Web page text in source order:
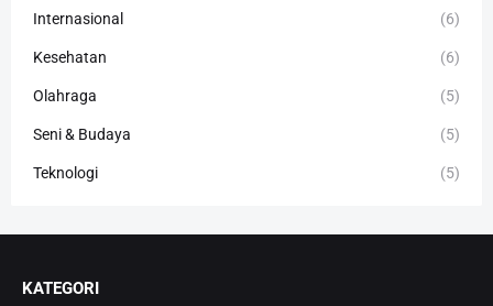
Internasional (6)
Kesehatan (6)
Olahraga (5)
Seni & Budaya (5)
Teknologi (5)
KATEGORI